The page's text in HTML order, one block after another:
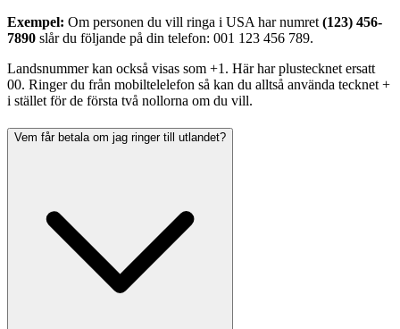
Exempel: Om personen du vill ringa i USA har numret (123) 456-
7890 slår du följande på din telefon: 001 123 456 789.
Landsnummer kan också visas som +1. Här har plustecknet ersatt
00. Ringer du från mobiltelelefon så kan du alltså använda tecknet +
i stället för de första två nollorna om du vill.
Vem får betala om jag ringer till utlandet?